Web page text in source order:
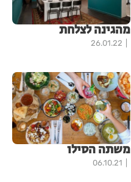
מהגינה לצלחת
26.01.22
משתה הסילו
06.10.21